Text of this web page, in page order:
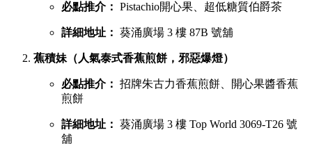
必點推介： Pistachio開心果、超低糖質伯爵茶
詳細地址： 葵涌廣場 3 樓 87B 號舖
蕉積妹（人氣泰式香蕉煎餅，邪惡爆燈）
必點推介： 招牌朱古力香蕉煎餅、開心果醬香蕉
煎餅
詳細地址： 葵涌廣場 3 樓 Top World 3069-T26 號
舖